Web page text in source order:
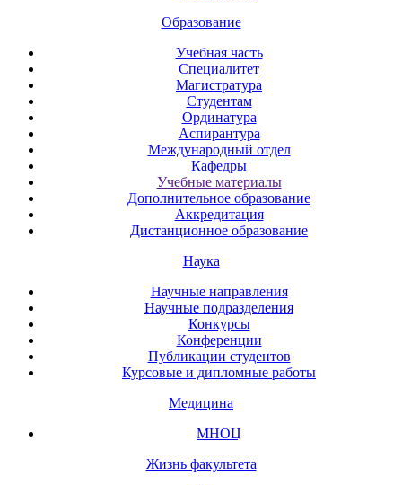
Образование
Учебная часть
Специалитет
Магистратура
Студентам
Ординатура
Аспирантура
Международный отдел
Кафедры
Учебные материалы
Дополнительное образование
Аккредитация
Дистанционное образование
Наука
Научные направления
Научные подразделения
Конкурсы
Конференции
Публикации студентов
Курсовые и дипломные работы
Медицина
МНОЦ
Жизнь факультета